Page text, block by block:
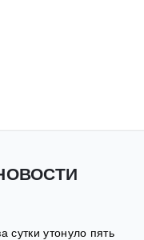
сутки утонуло пять